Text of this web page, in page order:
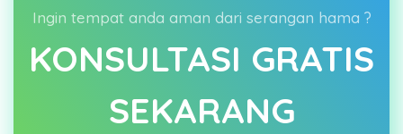
Ingin tempat anda aman dari serangan hama ?
KONSULTASI GRATIS
SEKARANG